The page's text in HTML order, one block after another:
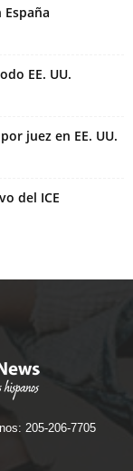
EE. UU.
juez en EE. UU.
del ICE
205-206-7705